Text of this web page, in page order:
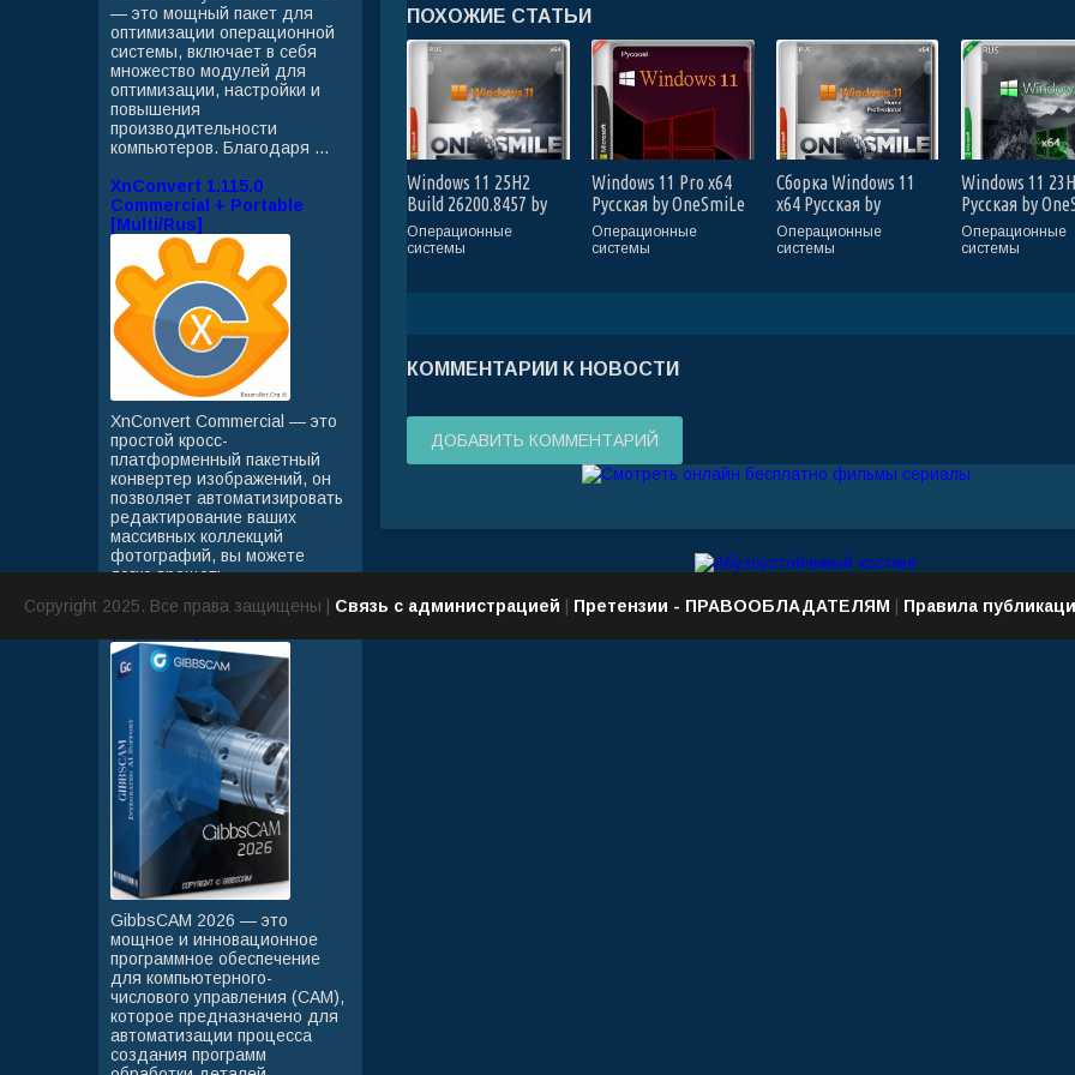
ПОХОЖИЕ СТАТЬИ
Windows 11 25H2
Build 26200.8457 by
OneSmiLe (RUS/2026)
Операционные
системы
Windows 11 Pro x64
Русская by OneSmiLe
(26100.2) (Ru/2024)
Операционные
системы
Сборка Windows 11
x64 Русская by
OneSmiLe
(22631.4169) (Ru/2024)
Операционные
системы
Windows 11
Русская by
(22635.3209)
Операционные
системы
КОММЕНТАРИИ К НОВОСТИ
ДОБАВИТЬ КОММЕНТАРИЙ
— это мощный пакет для
оптимизации операционной
системы, включает в себя
множество модулей для
оптимизации, настройки и
повышения
производительности
компьютеров. Благодаря ...
XnConvert 1.115.0
Commercial + Portable
[Multi/Rus]
XnConvert Commercial — это
простой кросс-
платформенный пакетный
конвертер изображений, он
позволяет автоматизировать
редактирование ваших
массивных коллекций
фотографий, вы можете
легко вращать, ...
GibbsCAM 2026 26.1.15.0
GibbsCAM 2026 — это
мощное и инновационное
программное обеспечение
для компьютерного-
числового управления (CAM),
которое предназначено для
автоматизации процесса
создания программ
Copyright 2025. Все права защищены | Связь с администрацией Претензии - ПРАВООБЛАДАТЕЛЯМ Правила